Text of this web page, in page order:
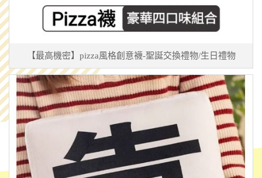
【最高機密】pizza風格創意襪-聖誕交換禮物/生日禮物